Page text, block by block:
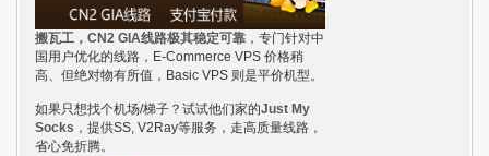
搬瓦工，CN2 GIA线路极其稳定可靠 ，专门针对中
国用户优化的线路，E-Commerce VPS 价格稍
高、但绝对物有所值，Basic VPS 则是平价机型。
如果只想找个机场/梯子？试试他们家的Just My
Socks ，提供SS, V2Ray等服务，走高质量线路，
省心免折腾。